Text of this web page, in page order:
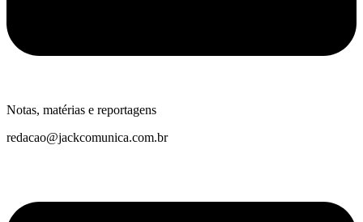
Notas, matérias e reportagens
redacao@jackcomunica.com.br